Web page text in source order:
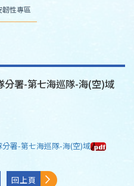
性專區
分署-第七海巡隊-海(空)域
署-第七海巡隊-海(空)域
回上頁